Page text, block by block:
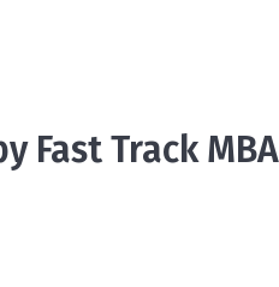
Fast Track MBA